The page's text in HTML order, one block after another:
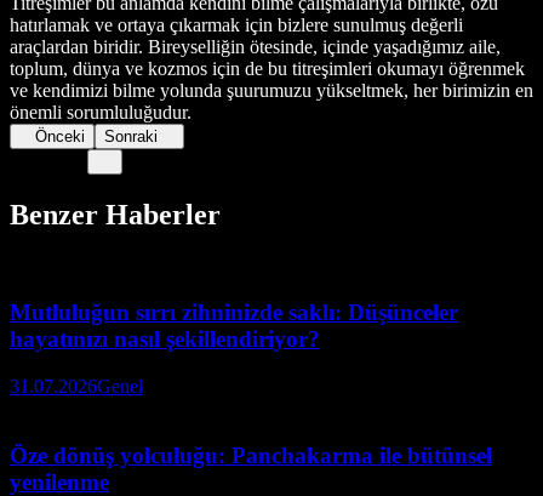
hatırlamak ve ortaya çıkarmak için bizlere sunulmuş değerli
araçlardan biridir. Bireyselliğin ötesinde, içinde yaşadığımız aile,
toplum, dünya ve kozmos için de bu titreşimleri okumayı öğrenmek
ve kendimizi bilme yolunda şuurumuzu yükseltmek, her birimizin en
önemli sorumluluğudur.
Önceki Sonraki
Benzer Haberler
Mutluluğun sırrı zihninizde saklı: Düşünceler
hayatınızı nasıl şekillendiriyor?
31.07.2026Genel
Öze dönüş yolculuğu: Panchakarma ile bütünsel
yenilenme